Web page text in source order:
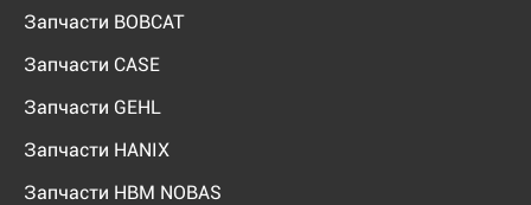
Запчасти BOBCAT
Запчасти CASE
Запчасти GEHL
Запчасти HANIX
Запчасти HBM NOBAS